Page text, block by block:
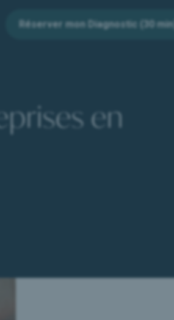
Réserver mon Diagnostic (30 min)
en